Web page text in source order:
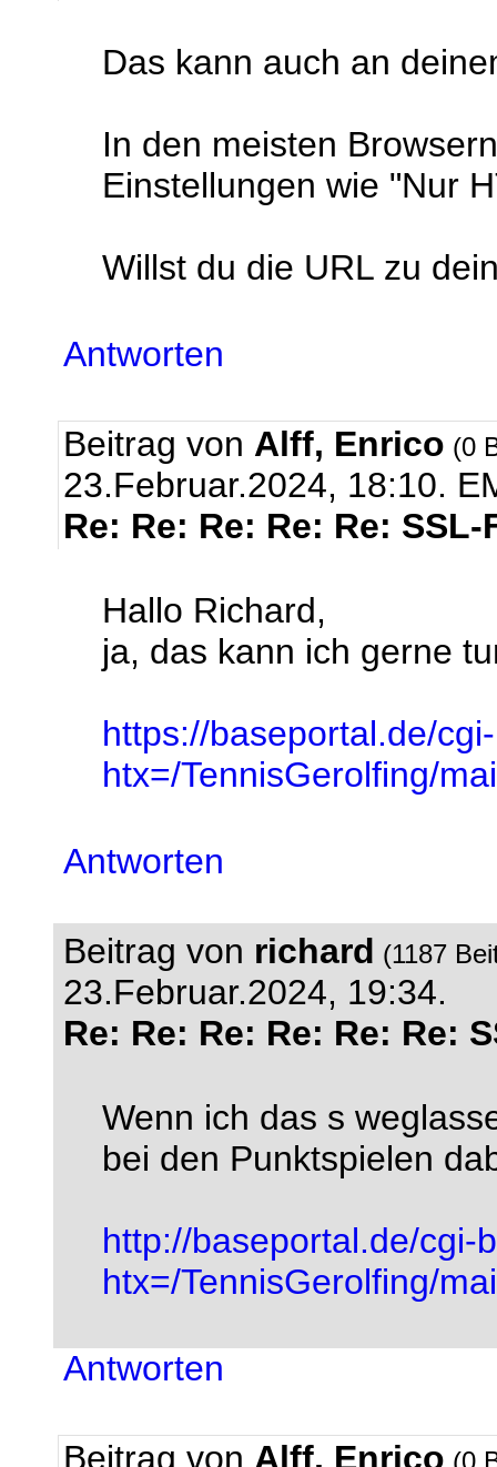
Das kann auch an
In den meisten
Einstellungen wie "Nur
Willst du die URL zu
Antworten
Beitrag von Alff, Enrico (0
23.Februar.2024, 18:10.
Re: Re: Re: Re: Re: SSL-
Hallo Richard,
ja, das kann ich gerne
https://baseportal.de/
htx=/TennisGerolfing/
Antworten
Beitrag von richard (1187
23.Februar.2024, 19:34.
Re: Re: Re: Re: Re: Re:
Wenn ich das s
bei den Punktspielen
http://baseportal.de/cgi-
htx=/TennisGerolfing/
Antworten
Beitrag von Alff, Enrico